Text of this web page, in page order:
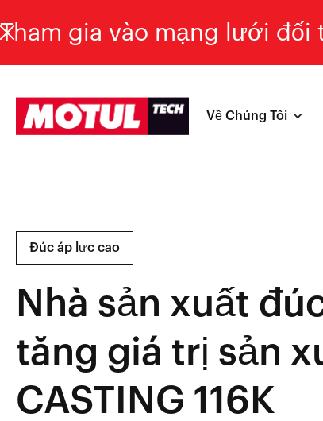
Tham gia vào mạng lưới
Về Chúng Tôi
Đúc áp lực cao
Nhà sản xuất
tăng giá trị sản
CASTING 116K